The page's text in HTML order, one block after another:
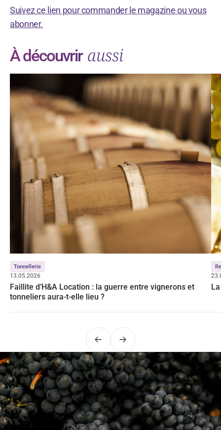
Suivez ce lien pour commander le magazine ou vous
abonner.
À découvrir aussi
Tonnellerie
13.05.2026
Faillite d’H&A Location : la guerre entre vignerons et
tonneliers aura-t-elle lieu ?
PrécédentSuivant